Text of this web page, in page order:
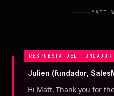
MATT
RESPUESTA DEL
Julien (fundador,
Hi Matt, Thank you for